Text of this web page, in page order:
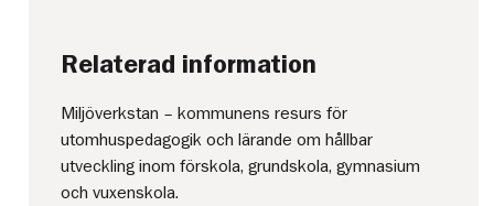
Relaterad information
Miljöverkstan – kommunens resurs för
utomhuspedagogik och lärande om hållbar
utveckling inom förskola, grundskola, gymnasium
och vuxenskola.